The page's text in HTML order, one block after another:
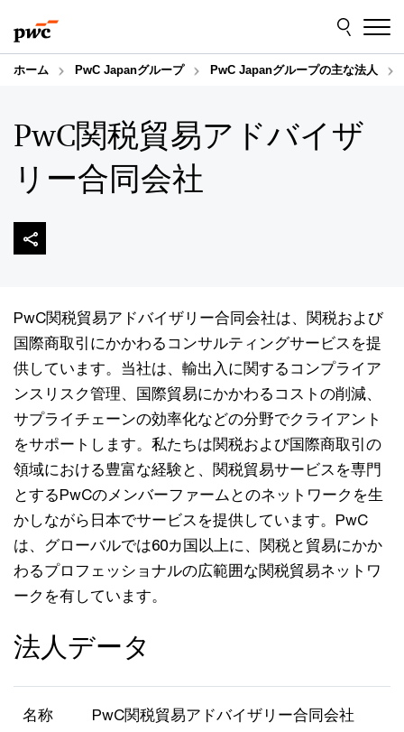
to
content
to
footer
ホーム PwC Japanグループ PwC Japanグループの主な法人
PwC関税貿易アドバイザ
リー合同会社
PwC関税貿易アドバイザリー合同会社は、関税および
国際商取引にかかわるコンサルティングサービスを提
供しています。当社は、輸出入に関するコンプライア
ンスリスク管理、国際貿易にかかわるコストの削減、
サプライチェーンの効率化などの分野でクライアント
をサポートします。私たちは関税および国際商取引の
領域における豊富な経験と、関税貿易サービスを専門
とするPwCのメンバーファームとのネットワークを生
かしながら日本でサービスを提供しています。PwC
は、グローバルでは60カ国以上に、関税と貿易にかか
わるプロフェッショナルの広範囲な関税貿易ネットワ
ークを有しています。
法人データ
名称 PwC関税貿易アドバイザリー合同会社